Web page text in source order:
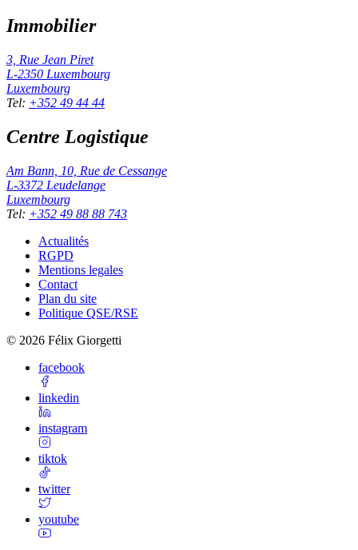
Immobilier
3, Rue Jean Piret
L-2350 Luxembourg
Luxembourg
Tel: +352 49 44 44
Centre Logistique
Am Bann, 10, Rue de Cessange
L-3372 Leudelange
Luxembourg
Tel: +352 49 88 88 743
Actualités
RGPD
Mentions legales
Contact
Plan du site
Politique QSE/RSE
© 2026 Félix Giorgetti
facebook
linkedin
instagram
tiktok
twitter
youtube